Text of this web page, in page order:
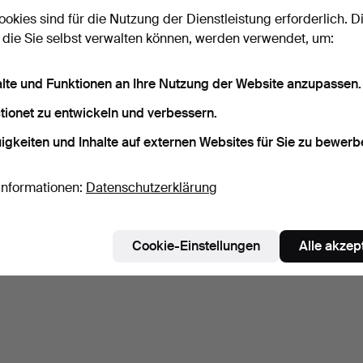
Suche speichern
sind für die Nutzung der Dienstleistung erforderlich.
Sie selbst verwalten können, werden verwendet, um:
und Funktionen an Ihre Nutzung der Website anzupassen.
zu entwickeln und verbessern.
und Inhalte auf externen Websites für Sie zu
Datenschutzerklärung
Cookie-Einstellungen Alle